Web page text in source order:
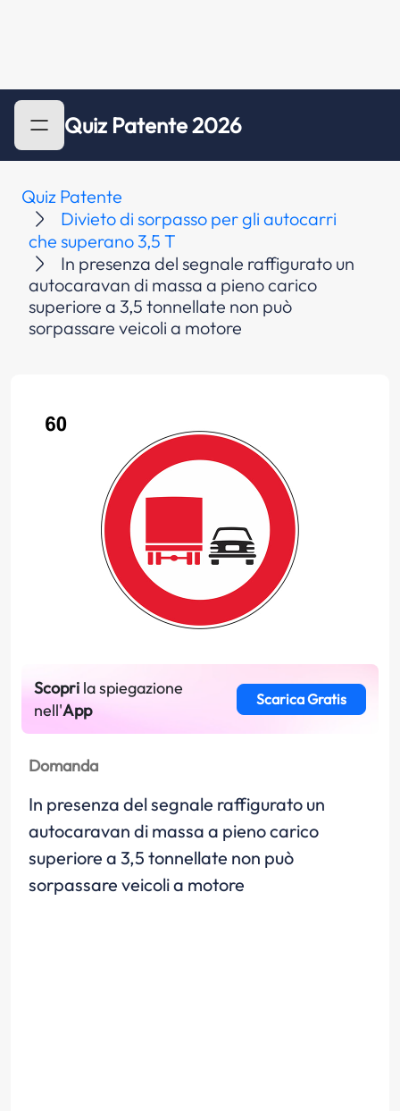
Quiz Patente 2026
Quiz Patente
Divieto di sorpasso per gli autocarri
che superano 3,5 T
In presenza del segnale raffigurato un
autocaravan di massa a pieno carico
superiore a 3,5 tonnellate non può
sorpassare veicoli a motore
Scopri la spiegazione
nell'App
Scarica Gratis
Domanda
In presenza del segnale raffigurato un
autocaravan di massa a pieno carico
superiore a 3,5 tonnellate non può
sorpassare veicoli a motore